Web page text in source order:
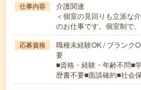
仕事内容
介護関連
＜個室の見回りも立派な
のお仕事です。個室制で
応募資格
職種未経験OK / ブランク
要
■資格・経験・年齢不問■
歴書不要■面談確約■社会